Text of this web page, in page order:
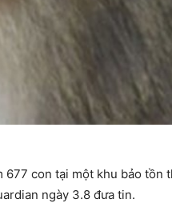
con tại một khu bảo tồn
ngày 3.8 đưa tin.